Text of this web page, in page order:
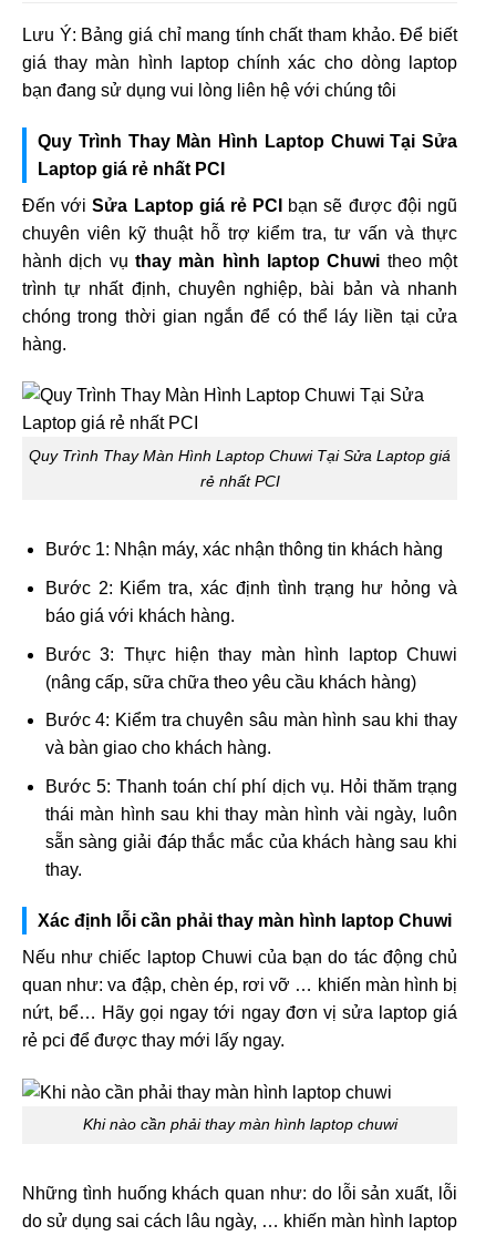
Lưu Ý: Bảng giá chỉ mang tính chất tham khảo. Để biết
giá thay màn hình laptop chính xác cho dòng laptop
bạn đang sử dụng vui lòng liên hệ với chúng tôi
Quy Trình Thay Màn Hình Laptop Chuwi Tại Sửa
Laptop giá rẻ nhất PCI
Đến vớiSửa Laptop giá rẻ PCI
bạn sẽ được đội ngũ
chuyên viên kỹ thuật hỗ trợ kiểm tra, tư vấn và thực
hành dịch vụ thay màn hình laptop Chuwi theo một
trình tự nhất định, chuyên nghiệp, bài bản và nhanh
chóng trong thời gian ngắn để có thể láy liền tại cửa
hàng.
Quy Trình Thay Màn Hình Laptop Chuwi Tại Sửa Laptop giá
rẻ nhất PCI
Bước 1: Nhận máy, xác nhận thông tin khách hàng
Bước 2: Kiểm tra, xác định tình trạng hư hỏng và
báo giá với khách hàng.
Bước 3: Thực hiện thay màn hình laptop Chuwi
(nâng cấp, sữa chữa theo yêu cầu khách hàng)
Bước 4: Kiểm tra chuyên sâu màn hình sau khi thay
và bàn giao cho khách hàng.
Bước 5: Thanh toán chí phí dịch vụ. Hỏi thăm trạng
thái màn hình sau khi thay màn hình vài ngày, luôn
sẵn sàng giải đáp thắc mắc của khách hàng sau khi
thay.
Xác định lỗi cần phải thay màn hình laptop Chuwi
Nếu như chiếc laptop Chuwi của bạn do tác động chủ
quan như: va đập, chèn ép, rơi vỡ … khiến màn hình bị
nứt, bể… Hãy gọi ngay tới ngay đơn vị sửa laptop giá
rẻ pci để được thay mới lấy ngay.
Khi nào cần phải thay màn hình laptop chuwi
Những tình huống khách quan như: do lỗi sản xuất, lỗi
do sử dụng sai cách lâu ngày, … khiến màn hình laptop